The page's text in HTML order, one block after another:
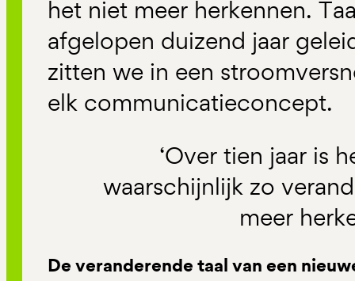
het niet meer herkennen.
afgelopen duizend jaar
zitten we in een
elk communicatieconcept.
‘Over tien jaar is
waarschijnlijk zo
meer
De veranderende taal van een